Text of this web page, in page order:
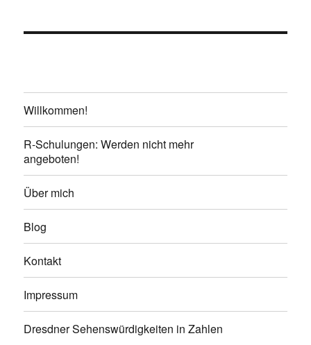
Willkommen!
R-Schulungen: Werden nicht mehr
angeboten!
Über mich
Blog
Kontakt
Impressum
Dresdner Sehenswürdigkeiten in Zahlen